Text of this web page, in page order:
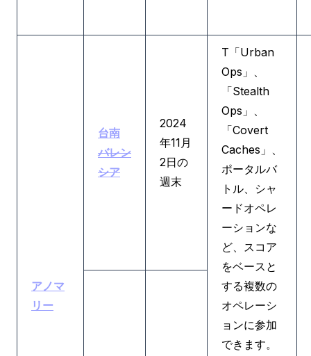
アノマ
リー
台南
バレン
シア
2024
年11月
2日の
週末
T「Urban
Ops」、
「Stealth
Ops」、
「Covert
Caches」、
ポータルバ
トル、シャ
ードオペレ
ーションな
ど、スコア
をベースと
する複数の
オペレーシ
ョンに参加
できます。